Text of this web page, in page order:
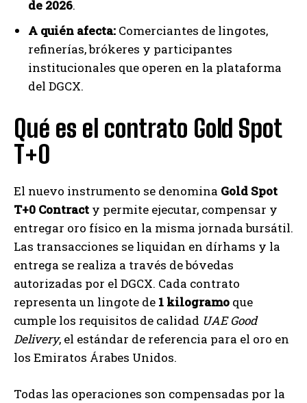
de 2026.
A quién afecta: Comerciantes de lingotes,
refinerías, brókeres y participantes
institucionales que operen en la plataforma
del DGCX.
Qué es el contrato Gold Spot
T+0
El nuevo instrumento se denomina Gold Spot
T+0 Contract y permite ejecutar, compensar y
entregar oro físico en la misma jornada bursátil.
Las transacciones se liquidan en dírhams y la
entrega se realiza a través de bóvedas
autorizadas por el DGCX. Cada contrato
representa un lingote de 1 kilogramo que
cumple los requisitos de calidad UAE Good
Delivery, el estándar de referencia para el oro en
los Emiratos Árabes Unidos.
Todas las operaciones son compensadas por la